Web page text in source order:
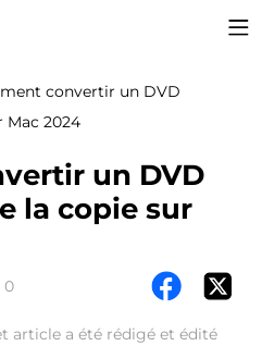
convertir un DVD
Mac 2024
un DVD
la copie sur
0
article a été rédigé et édité